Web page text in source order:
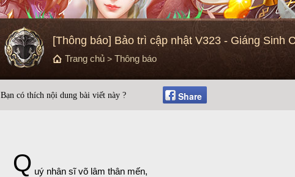
[Thông báo] Bảo trì cập nhật V323 - Giáng Sinh
Trang chủ > Thông báo
Bạn có thích nội dung bài viết này ? Share
Q uý nhân sĩ võ lâm thân mến,